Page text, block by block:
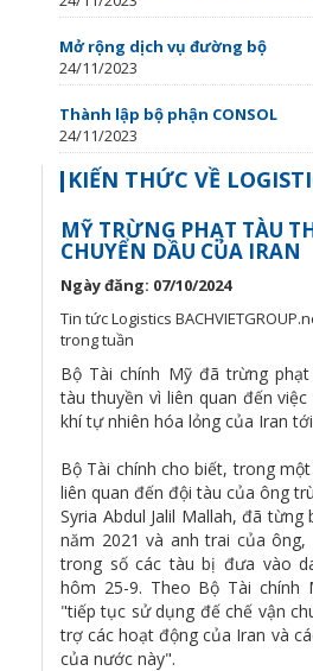
Mở rộng dịch vụ đường bộ
24/11/2023
Thành lập bộ phận CONSOL
24/11/2023
KIẾN THỨC VỀ
MỸ TRỪNG PHẠT TÀU
CHUYỂN DẦU CỦA IRAN
Ngày đăng: 07/10/2024
Tin tức Logistics
trong tuần
Bộ Tài chính Mỹ đã trừng
tàu thuyền vì liên quan đến
khí tự nhiên hóa lỏng của Iran
Bộ Tài chính cho biết, trong
liên quan đến đội tàu của ông
Syria Abdul Jalil Mallah, đã
năm 2021 và anh trai của ông,
trong số các tàu bị đưa vào
hôm 25-9. Theo Bộ Tài chính
"tiếp tục sử dụng đế chế vận
trợ các hoạt động của Iran và
của nước này".